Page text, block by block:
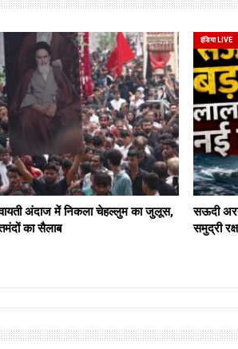
अंदाज में निकला चेहल्लुम का जुलूस,
का सैलाब
इंडिया LIVE
सऊदी
समुद्री